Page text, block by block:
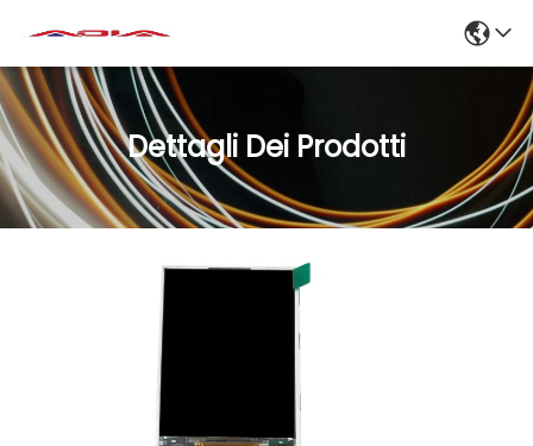
Dettagli Dei Prodotti